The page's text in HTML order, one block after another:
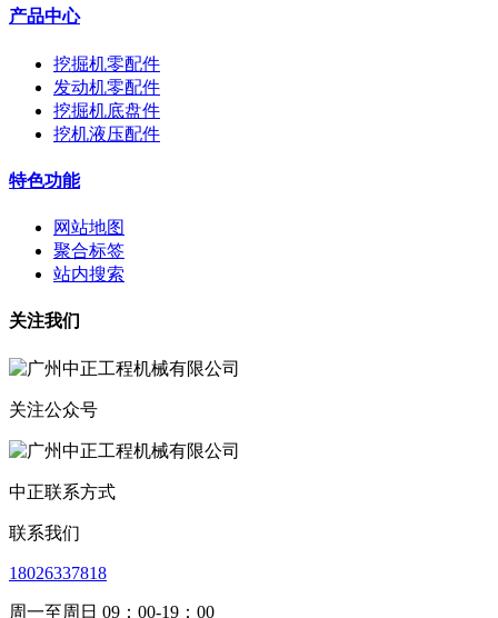
产品中心
挖掘机零配件
发动机零配件
挖掘机底盘件
挖机液压配件
特色功能
网站地图
聚合标签
站内搜索
关注我们
关注公众号
中正联系方式
联系我们
18026337818
周一至周日 09：00-19：00